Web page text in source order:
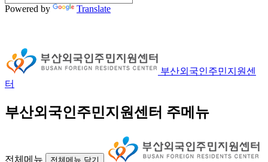
Powered by Translate
부산외국인주민지원센
터
부산외국인주민지원센터 주메뉴
전체메뉴 전체메뉴 닫기